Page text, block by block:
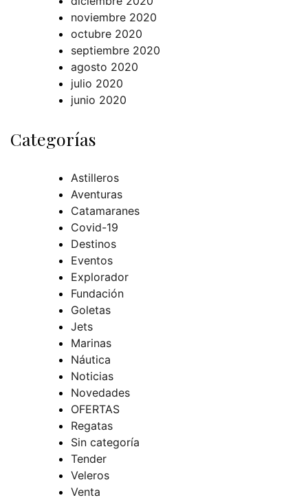
noviembre 2020
octubre 2020
septiembre 2020
agosto 2020
julio 2020
junio 2020
Categorías
Astilleros
Aventuras
Catamaranes
Covid-19
Destinos
Eventos
Explorador
Fundación
Goletas
Jets
Marinas
Náutica
Noticias
Novedades
OFERTAS
Regatas
Sin categoría
Tender
Veleros
Venta